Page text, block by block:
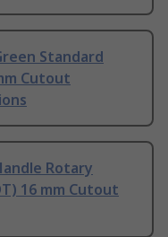
Standard
Cutout
Rotary
16 mm Cutout